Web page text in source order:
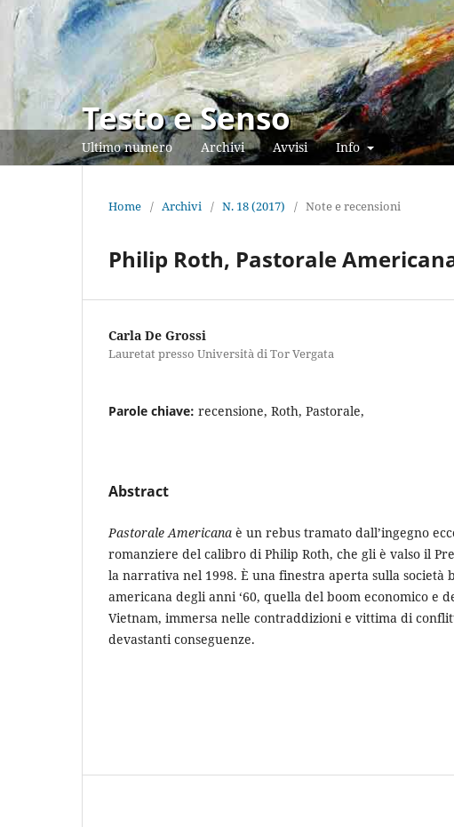
Testo e Senso
Ultimo numero Archivi Avvisi Info
Home / Archivi / N. 18 (2017) / Note e recensioni
Philip Roth, Pastorale
Carla De Grossi
Lauretat presso Università di Tor Vergata
Parole chiave: recensione, Roth, Pastorale,
Abstract
Pastorale Americana è un rebus tramato dall’ingegno
romanziere del calibro di Philip Roth, che gli è valso il
la narrativa nel 1998. È una finestra aperta sulla società
americana degli anni ‘60, quella del boom economico e
Vietnam, immersa nelle contraddizioni e vittima di
devastanti conseguenze.